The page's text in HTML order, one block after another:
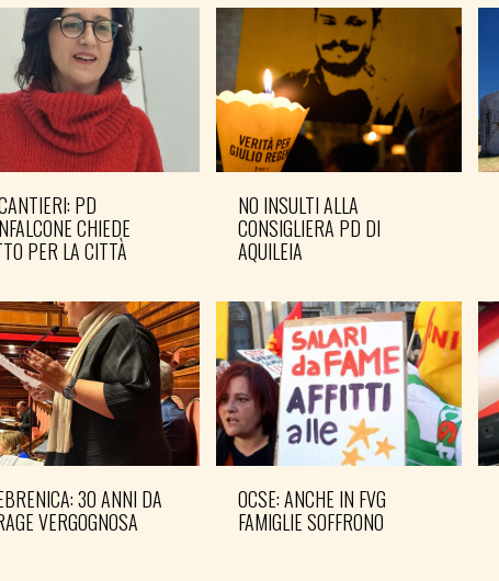
PD
CHIEDE
PER LA CITTÀ
NO INSULTI ALLA
CONSIGLIERA PD DI
AQUILEIA
30 ANNI DA
VERGOGNOSA
OCSE: ANCHE IN FVG
FAMIGLIE SOFFRONO